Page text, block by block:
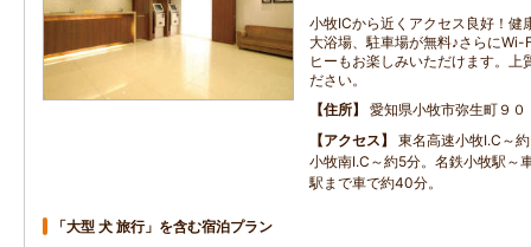
小牧ICから近くアクセス良好！健
大浴場、駐車場が無料♪さらにWi-
ヒーもお楽しみいただけます。上
ださい。
住所
愛知県小牧市弥生町９０
アクセス
東名高速小牧I.C～
小牧南I.C～約5分。名鉄小牧駅～
駅まで車で約40分。
「大型 犬 旅行」を含む宿泊プラン